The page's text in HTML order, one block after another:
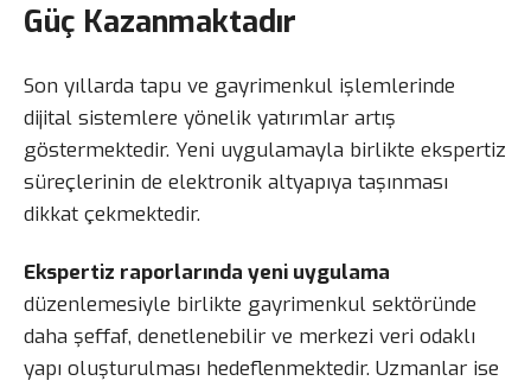
Güç Kazanmaktadır
Son yıllarda tapu ve gayrimenkul işlemlerinde
dijital sistemlere yönelik yatırımlar artış
göstermektedir. Yeni uygulamayla birlikte ekspertiz
süreçlerinin de elektronik altyapıya taşınması
dikkat çekmektedir.
Ekspertiz raporlarında yeni uygulama
düzenlemesiyle birlikte gayrimenkul sektöründe
daha şeffaf, denetlenebilir ve merkezi veri odaklı
yapı oluşturulması hedeflenmektedir. Uzmanlar ise